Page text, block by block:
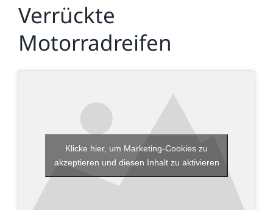
Verrückte
Motorradreifen
Klicke hier, um Marketing-Cookies zu
akzeptieren und diesen Inhalt zu aktivieren